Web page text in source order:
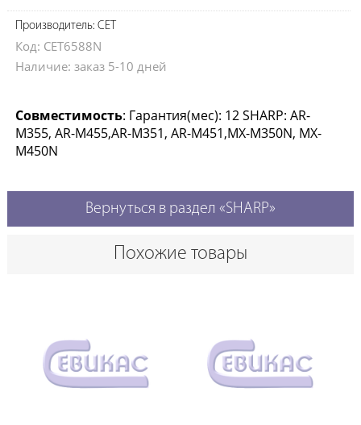
Производитель: CET
Код: CET6588N
Наличие: заказ 5-10 дней
Совместимость: Гарантия(мес): 12 SHARP: AR-
M355, AR-M455,AR-M351, AR-M451,MX-M350N, MX-
M450N
Вернуться в раздел «SHARP»
Похожие товары